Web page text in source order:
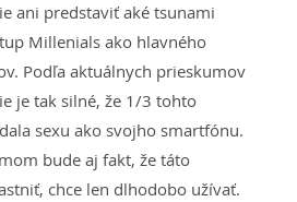
ani predstaviť aké tsunami
Millenials ako hlavného
Podľa aktuálnych prieskumov
je tak silné, že 1/3 tohto
sexu ako svojho smartfónu.
bude aj fakt, že táto
chce len dlhodobo užívať.